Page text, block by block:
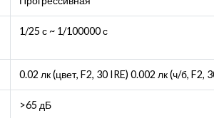
1/25 с ~ 1/100000 с
0.02 лк (цвет, F2, 30 IRE) 0.002 лк (ч/б, F2,
>65 дБ